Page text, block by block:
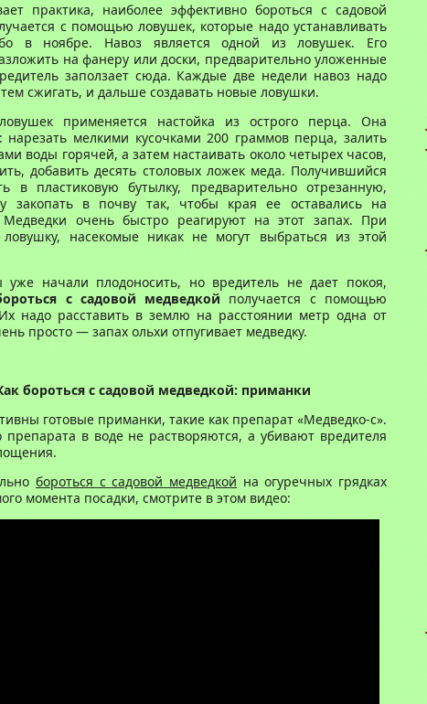
практика, наиболее эффективно бороться с садовой
с помощью ловушек, которые надо устанавливать
в ноябре. Навоз является одной из ловушек. Его
на фанеру или доски, предварительно уложенные
заползает сюда. Каждые две недели навоз надо
сжигать, и дальше создавать новые ловушки.
применяется настойка из острого перца. Она
нарезать мелкими кусочками 200 граммов перца, залить
воды горячей, а затем настаивать около четырех часов,
добавить десять столовых ложек меда. Получившийся
в пластиковую бутылку, предварительно отрезанную,
закопать в почву так, чтобы края ее оставались на
Медведки очень быстро реагируют на этот запах. При
насекомые никак не могут выбраться из этой
уже начали плодоносить, но вредитель не дает покоя,
с садовой медведкой получается с помощью
надо расставить в землю на расстоянии метр одна от
просто — запах ольхи отпугивает медведку.
бороться с садовой медведкой: приманки
готовые приманки, такие как препарат «Медведко-с».
препарата в воде не растворяются, а убивают вредителя
бороться с садовой медведкой на огуречных грядках
момента посадки, смотрите в этом видео: